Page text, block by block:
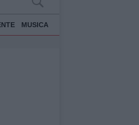
MUSICA